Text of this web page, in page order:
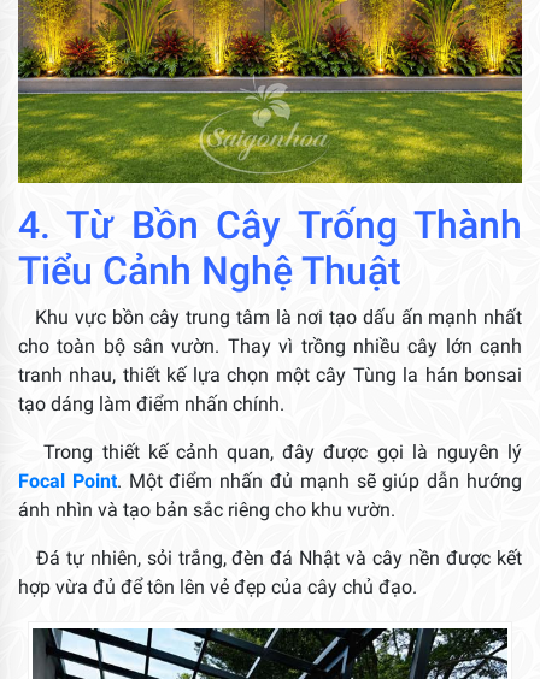
4. Từ Bồn Cây Trống Thành
Tiểu Cảnh Nghệ Thuật
Khu vực bồn cây trung tâm là nơi tạo dấu ấn mạnh nhất
cho toàn bộ sân vườn. Thay vì trồng nhiều cây lớn cạnh
tranh nhau, thiết kế lựa chọn một cây Tùng la hán bonsai
tạo dáng làm điểm nhấn chính.
Trong thiết kế cảnh quan, đây được gọi là nguyên lý
Focal Point. Một điểm nhấn đủ mạnh sẽ giúp dẫn hướng
ánh nhìn và tạo bản sắc riêng cho khu vườn.
Đá tự nhiên, sỏi trắng, đèn đá Nhật và cây nền được kết
hợp vừa đủ để tôn lên vẻ đẹp của cây chủ đạo.